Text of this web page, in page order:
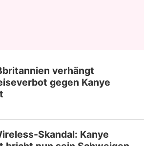
verhängt
gegen Kanye
Skandal: Kanye